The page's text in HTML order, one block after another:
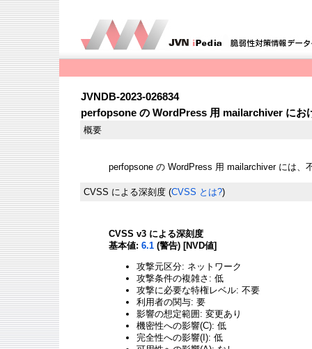
JVNDB-2023-026834
perfopsone の WordPress 用 mailarchiver にお
概要
perfopsone の WordPress 用 mailarchiver には、
CVSS による深刻度 (CVSS とは?)
CVSS v3 による深刻度
基本値: 6.1 (警告) [NVD値]
攻撃元区分: ネットワーク
攻撃条件の複雑さ: 低
攻撃に必要な特権レベル: 不要
利用者の関与: 要
影響の想定範囲: 変更あり
機密性への影響(C): 低
完全性への影響(I): 低